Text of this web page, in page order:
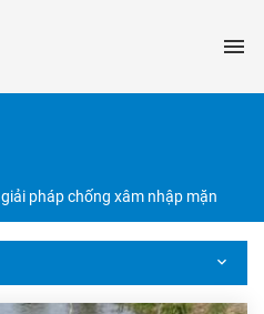
giải pháp chống xâm nhập mặn